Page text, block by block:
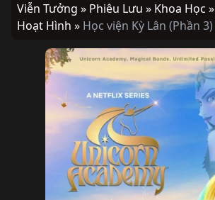
Viễn Tưởng » Phiêu Lưu » Khoa Học »
Hoạt Hình » Học viện Kỳ Lân (Phần 3)